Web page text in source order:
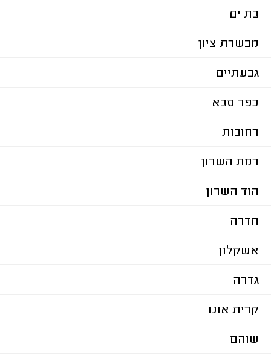
בת ים
מבשרת ציון
גבעתיים
כפר סבא
רחובות
רמת השרון
הוד השרון
חדרה
אשקלון
גדרה
קרית אונו
שוהם